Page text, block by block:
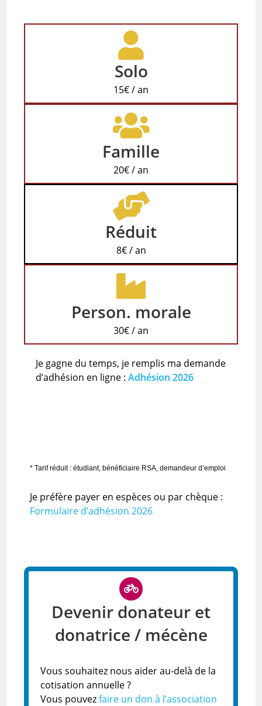
Solo
15€ / an
Famille
20€ / an
Réduit
8€ / an
Person. morale
30€ / an
Je gagne du temps, je remplis ma demande
d’adhésion en ligne :Adhésion 2026
* Tarif réduit : étudiant, bénéficiaire RSA, demandeur d’emploi
Je préfère payer en espèces ou par chèque :
Formulaire d’adhésion 2026
Devenir donateur et
donatrice / mécène
Vous souhaitez nous aider au-delà de la
cotisation annuelle ?
Vous pouvezfaire un don à l’association